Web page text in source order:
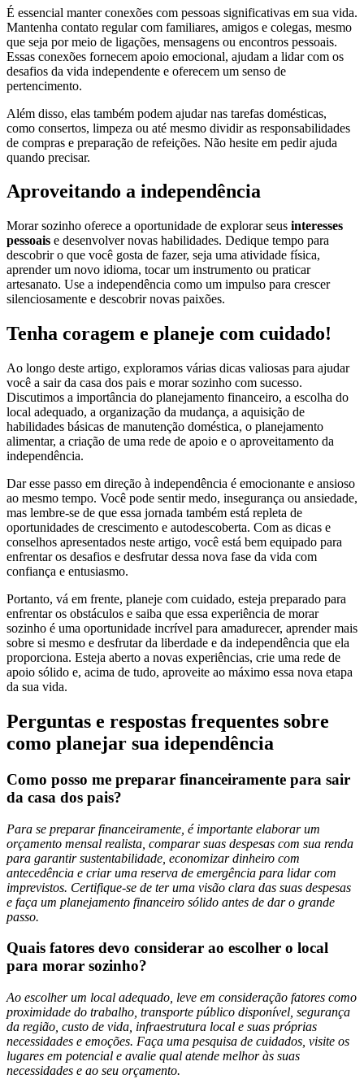
É essencial manter conexões com pessoas significativas em sua vida.
Mantenha contato regular com familiares, amigos e colegas, mesmo
que seja por meio de ligações, mensagens ou encontros pessoais.
Essas conexões fornecem apoio emocional, ajudam a lidar com os
desafios da vida independente e oferecem um senso de
pertencimento.
Além disso, elas também podem ajudar nas tarefas domésticas,
como consertos, limpeza ou até mesmo dividir as responsabilidades
de compras e preparação de refeições. Não hesite em pedir ajuda
quando precisar.
Aproveitando a independência
Morar sozinho oferece a oportunidade de explorar seus interesses
pessoais e desenvolver novas habilidades. Dedique tempo para
descobrir o que você gosta de fazer, seja uma atividade física,
aprender um novo idioma, tocar um instrumento ou praticar
artesanato. Use a independência como um impulso para crescer
silenciosamente e descobrir novas paixões.
Tenha coragem e planeje com cuidado!
Ao longo deste artigo, exploramos várias dicas valiosas para ajudar
você a sair da casa dos pais e morar sozinho com sucesso.
Discutimos a importância do planejamento financeiro, a escolha do
local adequado, a organização da mudança, a aquisição de
habilidades básicas de manutenção doméstica, o planejamento
alimentar, a criação de uma rede de apoio e o aproveitamento da
independência.
Dar esse passo em direção à independência é emocionante e ansioso
ao mesmo tempo. Você pode sentir medo, insegurança ou ansiedade,
mas lembre-se de que essa jornada também está repleta de
oportunidades de crescimento e autodescoberta. Com as dicas e
conselhos apresentados neste artigo, você está bem equipado para
enfrentar os desafios e desfrutar dessa nova fase da vida com
confiança e entusiasmo.
Portanto, vá em frente, planeje com cuidado, esteja preparado para
enfrentar os obstáculos e saiba que essa experiência de morar
sozinho é uma oportunidade incrível para amadurecer, aprender mais
sobre si mesmo e desfrutar da liberdade e da independência que ela
proporciona. Esteja aberto a novas experiências, crie uma rede de
apoio sólido e, acima de tudo, aproveite ao máximo essa nova etapa
da sua vida.
Perguntas e respostas frequentes sobre
como planejar sua idependência
Como posso me preparar financeiramente para sair
da casa dos pais?
Para se preparar financeiramente, é importante elaborar um
orçamento mensal realista, comparar suas despesas com sua renda
para garantir sustentabilidade, economizar dinheiro com
antecedência e criar uma reserva de emergência para lidar com
imprevistos. Certifique-se de ter uma visão clara das suas despesas
e faça um planejamento financeiro sólido antes de dar o grande
passo.
Quais fatores devo considerar ao escolher o local
para morar sozinho?
Ao escolher um local adequado, leve em consideração fatores como
proximidade do trabalho, transporte público disponível, segurança
da região, custo de vida, infraestrutura local e suas próprias
necessidades e emoções. Faça uma pesquisa de cuidados, visite os
lugares em potencial e avalie qual atende melhor às suas
necessidades e ao seu orçamento.